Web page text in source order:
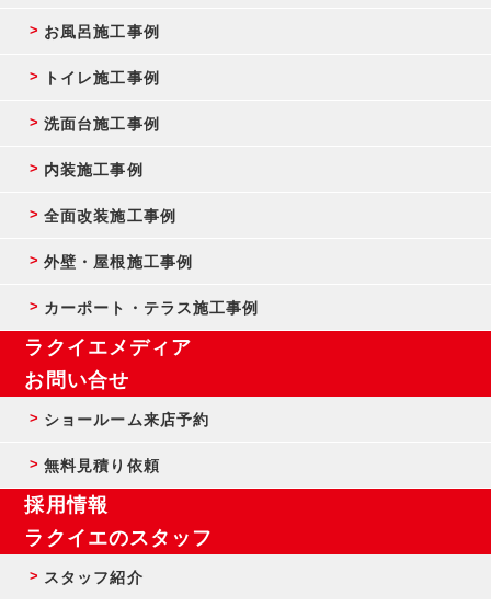
お風呂施工事例
トイレ施工事例
洗面台施工事例
内装施工事例
全面改装施工事例
外壁・屋根施工事例
カーポート・テラス施工事例
ラクイエメディア
お問い合せ
ショールーム来店予約
無料見積り依頼
採用情報
ラクイエのスタッフ
スタッフ紹介